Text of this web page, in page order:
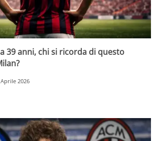
39 anni, chi si ricorda di questo
Aprile 2026